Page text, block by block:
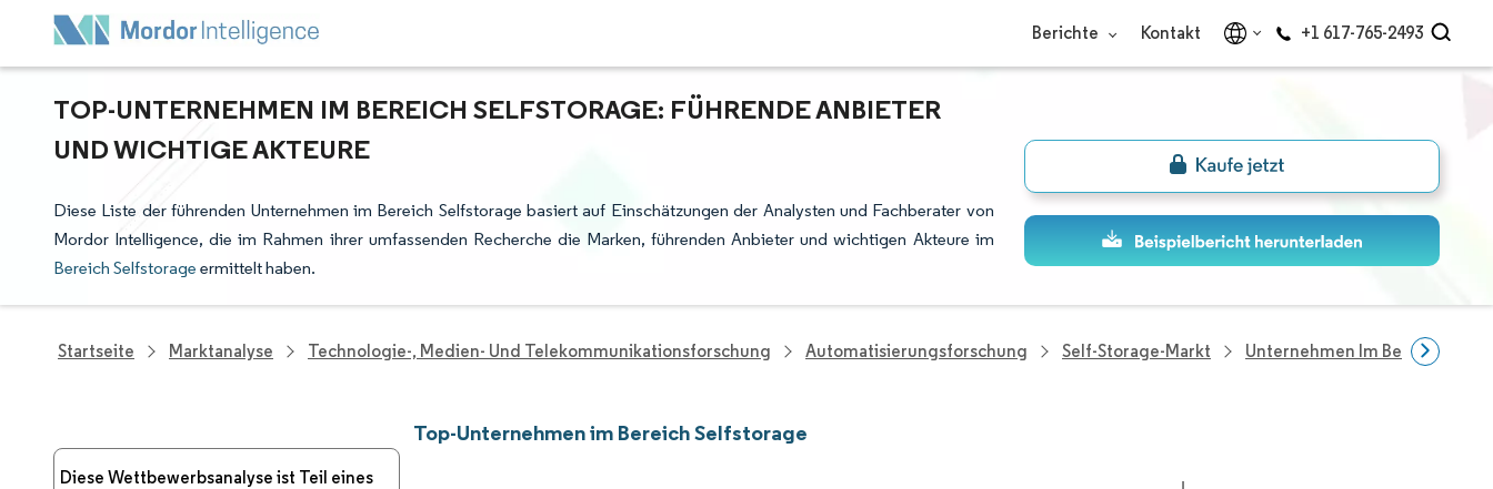
Berichte Kontakt +1 617-765-2493
TOP-UNTERNEHMEN IM BEREICH SELFSTORAGE: FÜHRENDE ANBIETER
UND WICHTIGE AKTEURE
Diese Liste der führenden Unternehmen im Bereich Selfstorage basiert auf Einschätzungen der Analysten und Fachberater von
Mordor Intelligence, die im Rahmen ihrer umfassenden Recherche die Marken, führenden Anbieter und wichtigen Akteure im
Bereich Selfstorage ermittelt haben.
Startseite Marktanalyse Technologie-, Medien- Und Telekommunikationsforschung Automatisierungsforschung Self-Storage-Markt Unternehmen Im Bereich
Diese Wettbewerbsanalyse ist Teil eines
Top-Unternehmen im Bereich Selfstorage